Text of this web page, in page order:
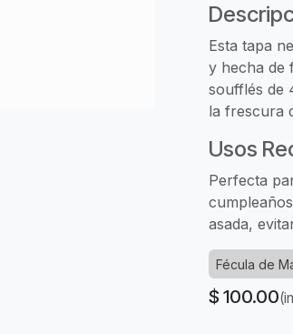
Esta tapa
y hecha de
soufflés de
la frescura
Usos
Perfecta
asada,
Fécula de
$ 100.00